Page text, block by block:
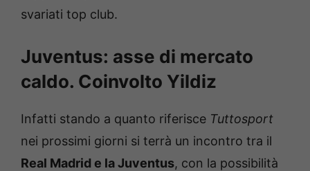
svariati top club.
Juventus: asse di mercato
caldo. Coinvolto Yildiz
Infatti stando a quanto riferisce Tuttosport
nei prossimi giorni si terrà un incontro tra il
Real Madrid e la Juventus, con la possibilità